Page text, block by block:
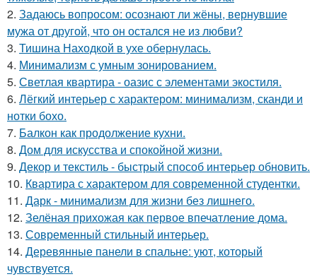
2. Задаюсь вопросом: осознают ли жёны, вернувшие
мужа от другой, что он остался не из любви?
3. Тишина Находкой в ухе обернулась.
4. Минимализм с умным зонированием.
5. Светлая квартира - оазис с элементами экостиля.
6. Лёгкий интерьер с характером: минимализм, сканди и
нотки бохо.
7. Балкон как продолжение кухни.
8. Дом для искусства и спокойной жизни.
9. Декор и текстиль - быстрый способ интерьер обновить.
10. Квартира с характером для современной студентки.
11. Дарк - минимализм для жизни без лишнего.
12. Зелёная прихожая как первое впечатление дома.
13. Современный стильный интерьер.
14. Деревянные панели в спальне: уют, который
чувствуется.